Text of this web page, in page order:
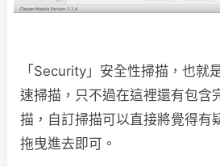
「Security」安全性掃描，也就
速掃描，只不過在這裡還有包含
描，自訂掃描可以直接將覺得有
拖曳進去即可。